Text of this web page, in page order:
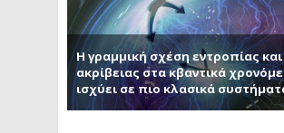
Η γραμμική σχέση εντροπίας και
ακρίβειας στα κβαντικά
ισχύει σε πιο κλασικά